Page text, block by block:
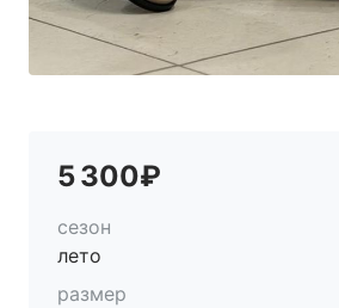
5 300₽
сезон
лето
размер